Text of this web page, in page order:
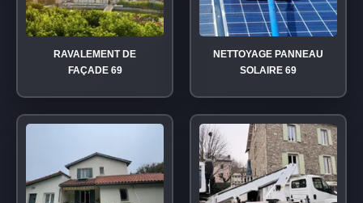
RAVALEMENT DE
FAÇADE 69
NETTOYAGE PANNEAU
SOLAIRE 69